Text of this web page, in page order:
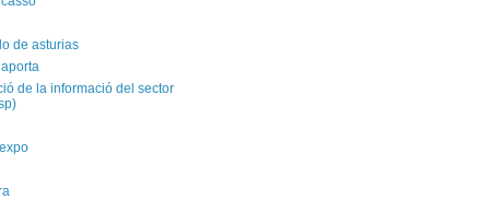
de asturias
de la informació del sector